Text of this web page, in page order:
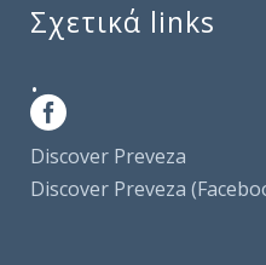
Σχετικά links
.
Discover Preveza
Discover Preveza